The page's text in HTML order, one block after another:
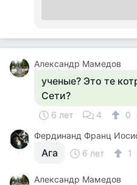
Александр Мамедов
ученые? Это те
Сети?
6 лет 4
0
Фердинанд Франц
Ага 6 лет 1
Александр Мамедов